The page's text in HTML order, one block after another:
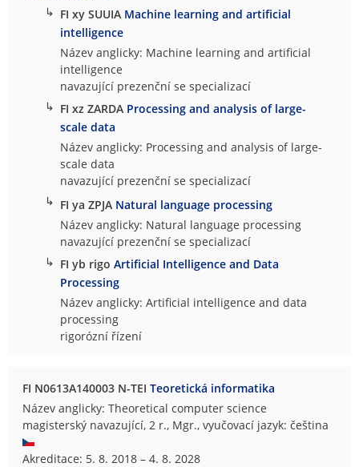
↳ FI xy SUUIA Machine learning and artificial
intelligence
Název anglicky: Machine learning and artificial
intelligence
navazující prezenční se specializací
↳ FI xz ZARDA Processing and analysis of large-
scale data
Název anglicky: Processing and analysis of large-
scale data
navazující prezenční se specializací
↳ FI ya ZPJA Natural language processing
Název anglicky: Natural language processing
navazující prezenční se specializací
↳ FI yb rigoArtificial Intelligence and Data
Processing
Název anglicky: Artificial intelligence and data
processing
rigorózní řízení
FI N0613A140003 N-TEITeoretická informatika
Název anglicky: Theoretical computer science
magisterský navazující, 2 r., Mgr., vyučovací jazyk: čeština
Akreditace: 5. 8. 2018 – 4. 8. 2028